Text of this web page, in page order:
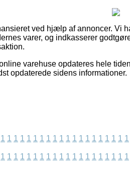
ved hjælp af annoncer. Vi
varer, og indkasserer
varehuse opdateres hele
opdaterede sidens informationer.
1 1 1 1 1 1 1 1 1 1 1 1 1 1 1 1 1 1 1 1
1 1 1 1 1 1 1 1 1 1 1 1 1 1 1 1 1 1 1 1